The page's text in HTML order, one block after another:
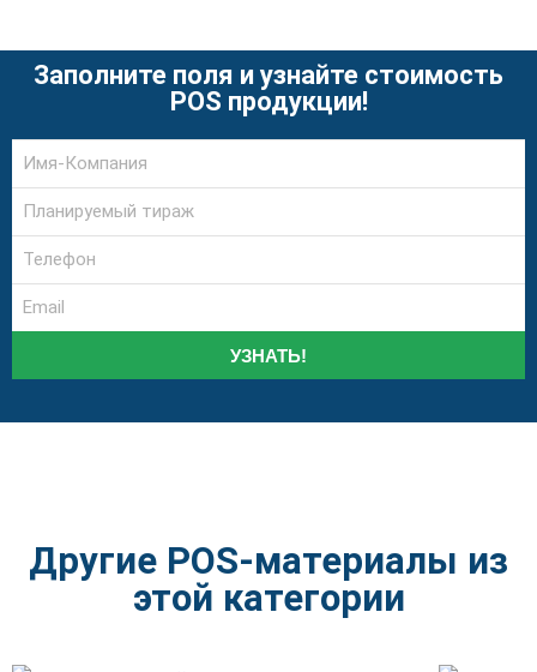
Заполните поля и узнайте стоимость
POS продукции!
УЗНАТЬ!
Другие POS-материалы из
этой категории